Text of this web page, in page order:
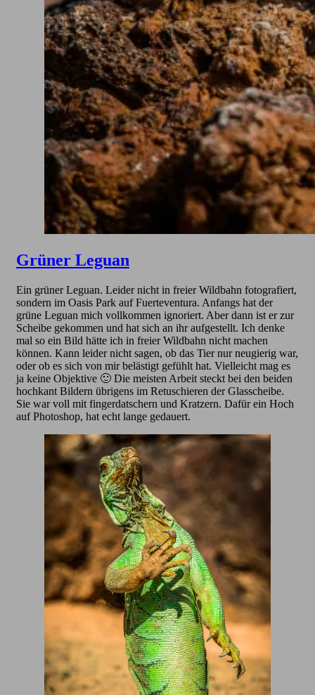
Grüner Leguan
Ein grüner Leguan. Leider nicht in freier Wildbahn fotografiert,
sondern im Oasis Park auf Fuerteventura. Anfangs hat der
grüne Leguan mich vollkommen ignoriert. Aber dann ist er zur
Scheibe gekommen und hat sich an ihr aufgestellt. Ich denke
mal so ein Bild hätte ich in freier Wildbahn nicht machen
können. Kann leider nicht sagen, ob das Tier nur neugierig war,
oder ob es sich von mir belästigt gefühlt hat. Vielleicht mag es
ja keine Objektive 🙂 Die meisten Arbeit steckt bei den beiden
hochkant Bildern übrigens im Retuschieren der Glasscheibe.
Sie war voll mit fingerdatschern und Kratzern. Dafür ein Hoch
auf Photoshop, hat echt lange gedauert.